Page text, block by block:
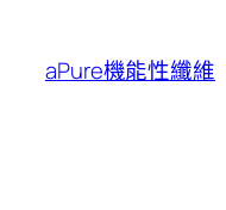
aPure機能性纖維